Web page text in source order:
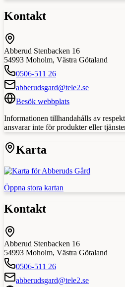
Kontakt
Abberud Stenbacken 16
54993 Moholm, Västra Götaland
0506-511 26
abberudsgard@tele2.se
Besök webbplats
Informationen tillhandahålls av
ansvarar inte för produkter eller
Karta
Öppna stora kartan
Kontakt
Abberud Stenbacken 16
54993 Moholm, Västra Götaland
0506-511 26
abberudsgard@tele2.se